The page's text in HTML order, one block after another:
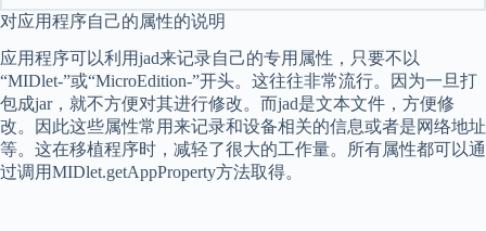
对应用程序自己的属性的说明
应用程序可以利用jad来记录自己的专用属性，只要不以
“MIDlet-”或“MicroEdition-”开头。这往往非常流行。因为一旦打
包成jar，就不方便对其进行修改。而jad是文本文件，方便修
改。因此这些属性常用来记录和设备相关的信息或者是网络地址
等。这在移植程序时，减轻了很大的工作量。所有属性都可以通
过调用MIDlet.getAppProperty方法取得。